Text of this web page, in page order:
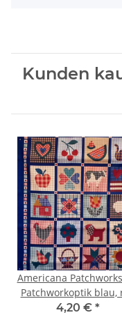
Kunden
Americana
Patchworkoptik blau,
grün, natur
4,20 € *